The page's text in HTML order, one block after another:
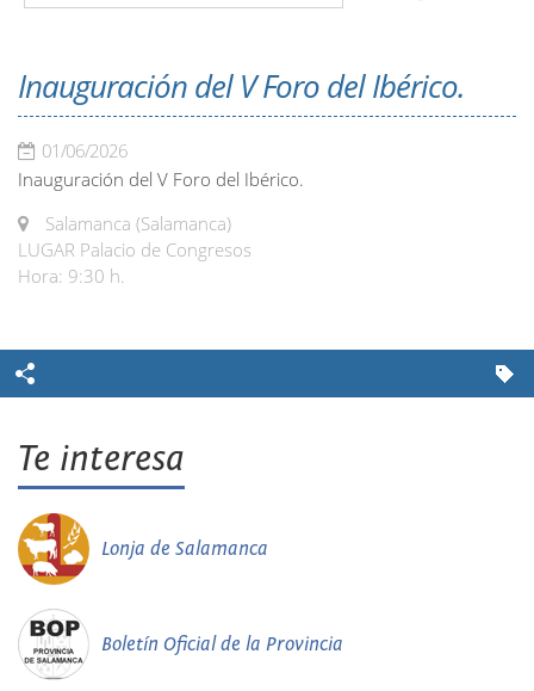
Inauguración del V Foro del Ibérico.
01/06/2026
Inauguración del V Foro del Ibérico.
Salamanca (Salamanca)
LUGAR Palacio de Congresos
Hora: 9:30 h.
Te interesa
Lonja de Salamanca
Boletín Oficial de la Provincia